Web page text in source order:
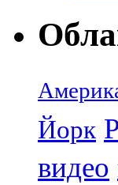
Йорк
видео